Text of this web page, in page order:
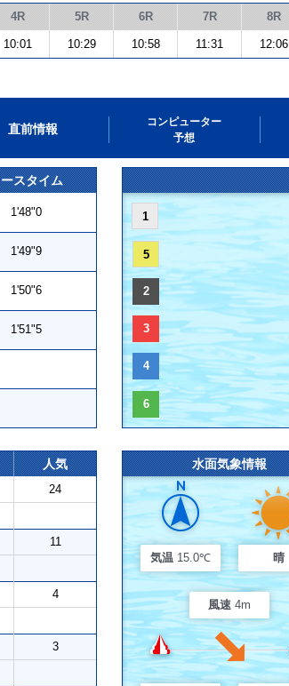
4R 5R 6R 7R 8R
10:01 10:29 10:58 11:31 12:06
直前情報
コンピューター
予想
スタイム
1'48"0
1'49"9
1'50"6
1'51"5
1
5
2
3
4
6
人気
24
11
4
3
水面気象情報
気温 15.0℃ 晴
風速 4m